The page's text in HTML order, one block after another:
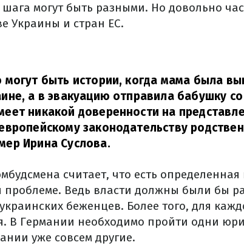
могут быть разными. Но довольно
Украины и стран ЕС.
могут быть истории, когда мама была
а в эвакуацию отправила бабушку
никакой доверенности на
законодательству
Ирина Суслова.
считает, что есть
проблеме. Ведь власти должны были бы
беженцев. Более того, для
В Германии необходимо пройти одни
уже совсем другие.